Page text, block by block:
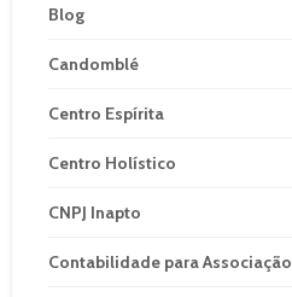
Blog
Candomblé
Centro Espírita
Centro Holístico
CNPJ Inapto
Contabilidade para Associação